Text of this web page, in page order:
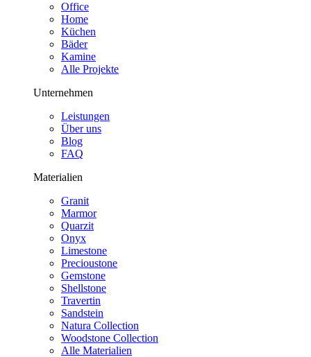
Office
Home
Küchen
Bäder
Kamine
Alle Projekte
Unternehmen
Leistungen
Über uns
Blog
FAQ
Materialien
Granit
Marmor
Quarzit
Onyx
Limestone
Precioustone
Gemstone
Shellstone
Travertin
Sandstein
Natura Collection
Woodstone Collection
Alle Materialien